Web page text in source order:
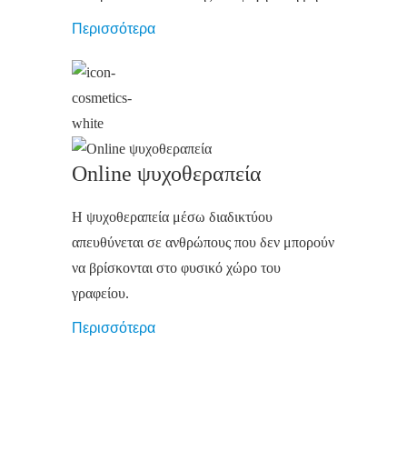
Περισσότερα
Online ψυχοθεραπεία
Η ψυχοθεραπεία μέσω διαδικτύου
απευθύνεται σε ανθρώπους που δεν μπορούν
να βρίσκονται στο φυσικό χώρο του
γραφείου.
Περισσότερα